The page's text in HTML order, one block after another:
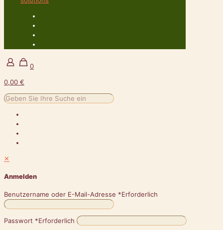
0
0,00 €
✕
Anmelden
Benutzername oder E-Mail-Adresse *Erforderlich
Passwort *Erforderlich